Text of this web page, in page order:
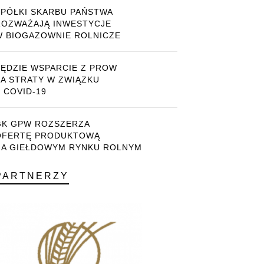
SKARBU PAŃSTWA
INWESTYCJE
BIOGAZOWNIE ROLNICZE
WSPARCIE Z PROW
STRATY W ZWIĄZKU
COVID-19
GPW ROZSZERZA
PRODUKTOWĄ
GIEŁDOWYM RYNKU ROLNYM